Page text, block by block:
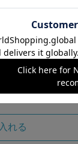
れる
れる